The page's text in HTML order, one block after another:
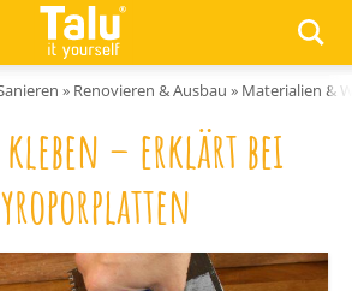
» Renovieren & Ausbau » Materialien &
kleben – erklärt bei